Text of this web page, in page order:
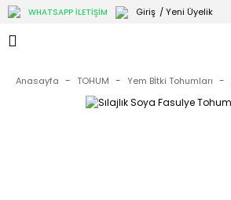
WHATSAPP İLETİŞİM Giriş / Yeni Üyelik
Anasayfa TOHUM Yem Bİtki Tohumları